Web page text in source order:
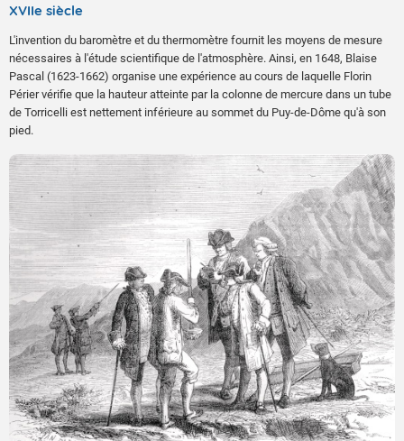
XVIIe siècle
L'invention du baromètre et du thermomètre fournit les moyens de mesure
nécessaires à l'étude scientifique de l'atmosphère. Ainsi, en 1648, Blaise
Pascal (1623-1662) organise une expérience au cours de laquelle Florin
Périer vérifie que la hauteur atteinte par la colonne de mercure dans un tube
de Torricelli est nettement inférieure au sommet du Puy-de-Dôme qu'à son
pied.